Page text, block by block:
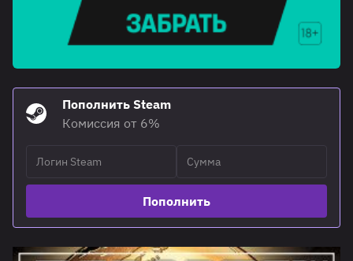
Пополнить Steam
Комиссия от 6%
Пополнить